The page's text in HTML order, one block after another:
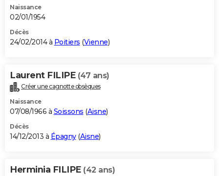
Naissance
02/01/1954
Décès
24/02/2014 à Poitiers (Vienne)
Laurent FILIPE (47 ans)
Créer une cagnotte obsèques
Naissance
07/08/1966 à Soissons (Aisne)
Décès
14/12/2013 à Épagny(Aisne)
Herminia FILIPE (42 ans)